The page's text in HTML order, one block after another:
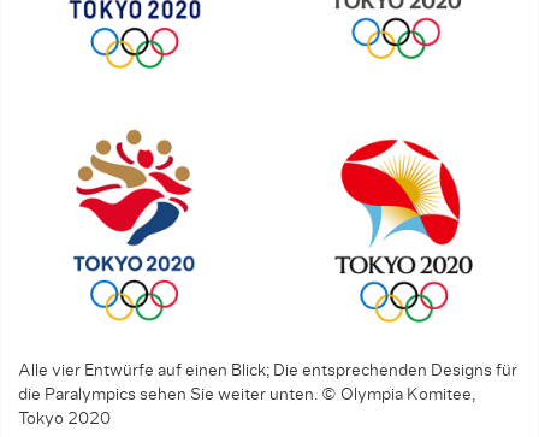
Alle vier Entwürfe auf einen Blick; Die entsprechenden Designs für
die Paralympics sehen Sie weiter unten. © Olympia Komitee,
Tokyo 2020